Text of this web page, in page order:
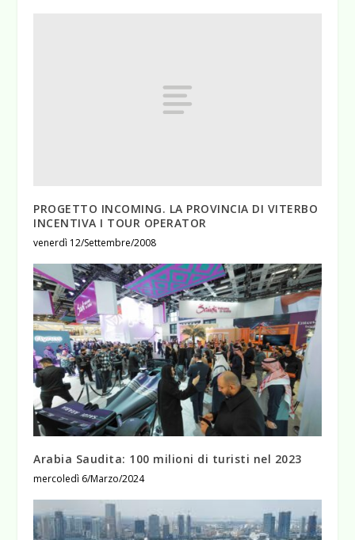
PROGETTO INCOMING. LA PROVINCIA DI VITERBO
INCENTIVA I TOUR OPERATOR
venerdì 12/Settembre/2008
Arabia Saudita: 100 milioni di turisti nel 2023
mercoledì 6/Marzo/2024